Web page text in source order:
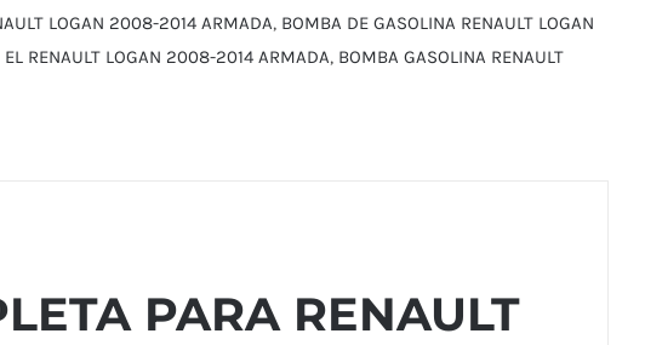
LOGAN 2008-2014 ARMADA, BOMBA DE GASOLINA RENAULT LOGAN
EL RENAULT LOGAN 2008-2014 ARMADA, BOMBA GASOLINA RENAULT
PARA RENAULT